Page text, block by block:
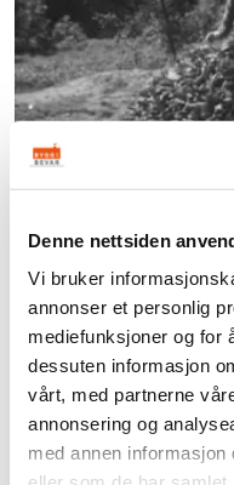
Denne nettsiden
Vi bruker
annonser et personlig
mediefunksjoner og for
dessuten informasjon
vårt, med partnerne
annonsering og
med annen
Anders Sveen og
Nordmøre, viser
tjærebrenning før i
tidkrevende